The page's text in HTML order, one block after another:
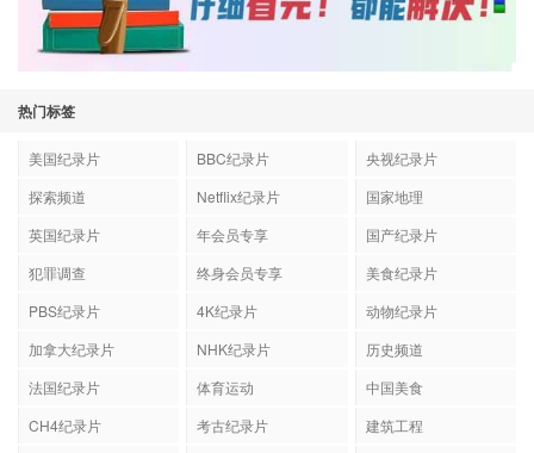
热门标签
美国纪录片 BBC纪录片
央视纪录片
探索频道
Netflix纪录片
国家地理
英国纪录片
年会员专享
国产纪录片
犯罪调查
终身会员专享
美食纪录片
PBS纪录片
4K纪录片
动物纪录片
加拿大纪录片
NHK纪录片
历史频道
法国纪录片
体育运动
中国美食
CH4纪录片
考古纪录片 建筑工程